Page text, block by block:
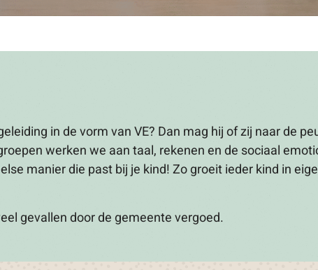
in de vorm van VE? Dan mag hij of zij naar de
werken we aan taal, rekenen en de sociaal
manier die past bij je kind! Zo groeit ieder kind in
gevallen door de gemeente vergoed.